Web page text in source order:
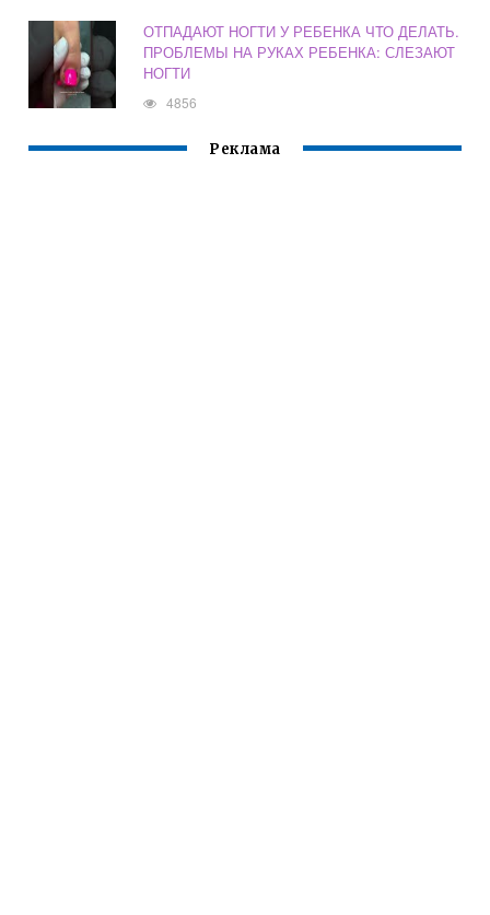
ОТПАДАЮТ НОГТИ У РЕБЕНКА ЧТО ДЕЛАТЬ.
ПРОБЛЕМЫ НА РУКАХ РЕБЕНКА: СЛЕЗАЮТ
НОГТИ
4856
Реклама